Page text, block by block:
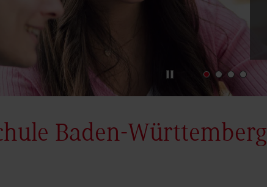
Baden-Württemberg